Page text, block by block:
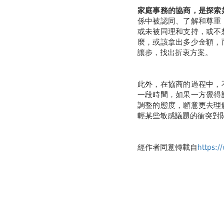
家庭事務的協商，是探
係中被認同、了解和尊
或未被同理和支持，或
麼，或該拿出多少金額
讓步，找出折衷方案。
此外，在協商的過程中
一段時間，如果一方覺
調整的態度，願意更去
輕某些敏感議題的衝突對
經作者同意轉載自https://